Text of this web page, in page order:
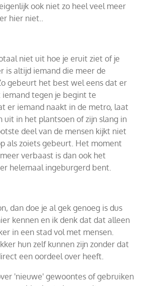
ook niet zo heel veel meer
hier niet..
niet uit hoe je eruit ziet of je
is altijd iemand die meer de
gebeurt het best wel eens dat er
tegen je begint te
er iemand naakt in de metro, laat
uit in het plantsoen of zijn slang in
deel van de mensen kijkt niet
als zoiets gebeurt. Het moment
verbaast is dan ook het
helemaal ingeburgerd bent.
dan doe je al gek genoeg is dus
kennen en ik denk dat dat alleen
in een stad vol met mensen.
hun zelf kunnen zijn zonder dat
een oordeel over heeft.
'nieuwe' gewoontes of gebruiken